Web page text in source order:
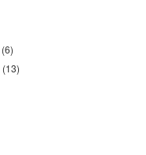
(6)
(13)